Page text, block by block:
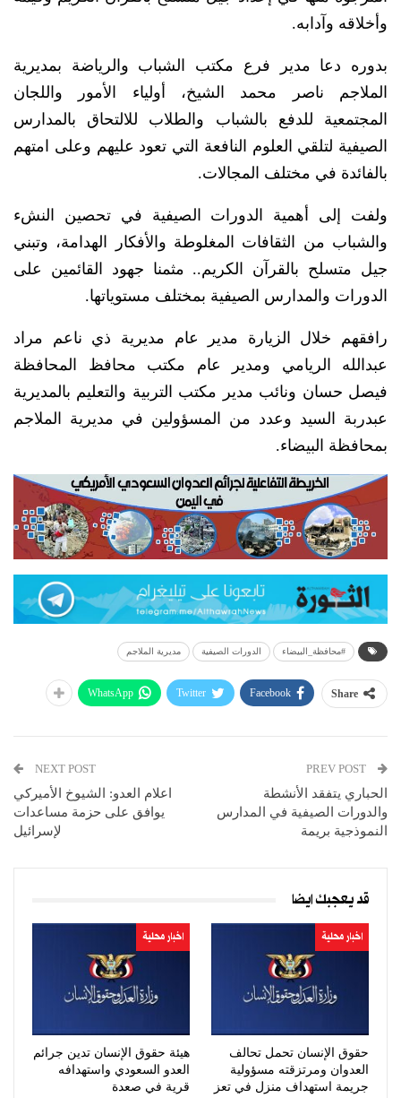
وأخلاقه وآدابه.
بدوره دعا مدير فرع مكتب الشباب والرياضة بمديرية
الملاجم ناصر محمد الشيخ، أولياء الأمور واللجان
المجتمعية للدفع بالشباب والطلاب للالتحاق بالمدارس
الصيفية لتلقي العلوم النافعة التي تعود عليهم وعلى امتهم
بالفائدة في مختلف المجالات.
ولفت إلى أهمية الدورات الصيفية في تحصين النشء
والشباب من الثقافات المغلوطة والأفكار الهدامة، وتبني
جيل متسلح بالقرآن الكريم.. مثمنا جهود القائمين على
الدورات والمدارس الصيفية بمختلف مستوياتها.
رافقهم خلال الزيارة مدير عام مديرية ذي ناعم مراد
عبدالله الريامي ومدير عام مكتب محافظ المحافظة
فيصل حسان ونائب مدير مكتب التربية والتعليم بالمديرية
عبدربة السيد وعدد من المسؤولين في مديرية الملاجم
بمحافظة البيضاء.
#محافظة_البيضاء الدورات الصيفية مديرية الملاجم
Share
Facebook
Twitter
WhatsApp
الحباري يتفقد الأنشطة
والدورات الصيفية في المدارس
النموذجية بريمة
NEXT POST
اعلام العدو: الشيوخ الأميركي
يوافق على حزمة مساعدات
لإسرائيل
قد يعجبك ايضا
اخبار محلية
حقوق الإنسان تحمل تحالف
العدوان ومرتزقته مسؤولية
جريمة استهداف منزل في تعز
اخبار محلية
هيئة حقوق الإنسان تدين جرائم
العدو السعودي واستهدافه
قرية في صعدة